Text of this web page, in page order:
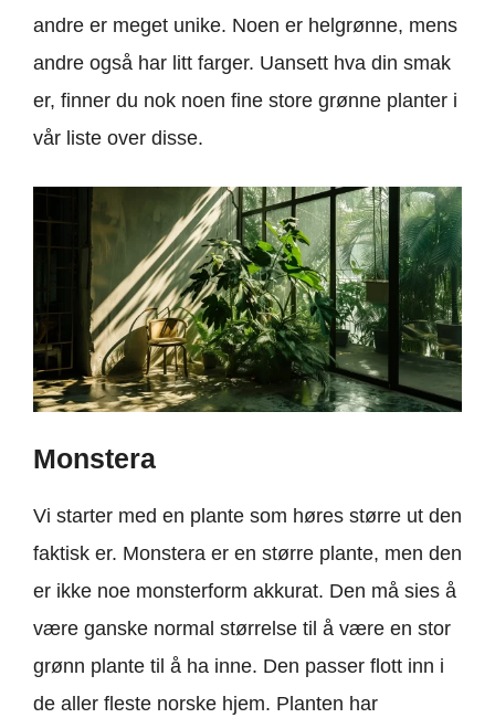
andre er meget unike. Noen er helgrønne, mens
andre også har litt farger. Uansett hva din smak
er, finner du nok noen fine store grønne planter i
vår liste over disse.
Monstera
Vi starter med en plante som høres større ut den
faktisk er. Monstera er en større plante, men den
er ikke noe monsterform akkurat. Den må sies å
være ganske normal størrelse til å være en stor
grønn plante til å ha inne. Den passer flott inn i
de aller fleste norske hjem. Planten har